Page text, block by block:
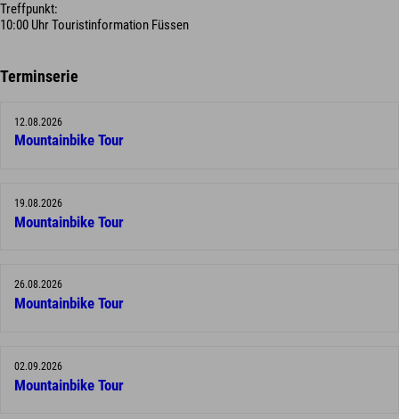
Treffpunkt:
10:00 Uhr Touristinformation Füssen
Terminserie
12.08.2026
Mountainbike Tour
19.08.2026
Mountainbike Tour
26.08.2026
Mountainbike Tour
02.09.2026
Mountainbike Tour